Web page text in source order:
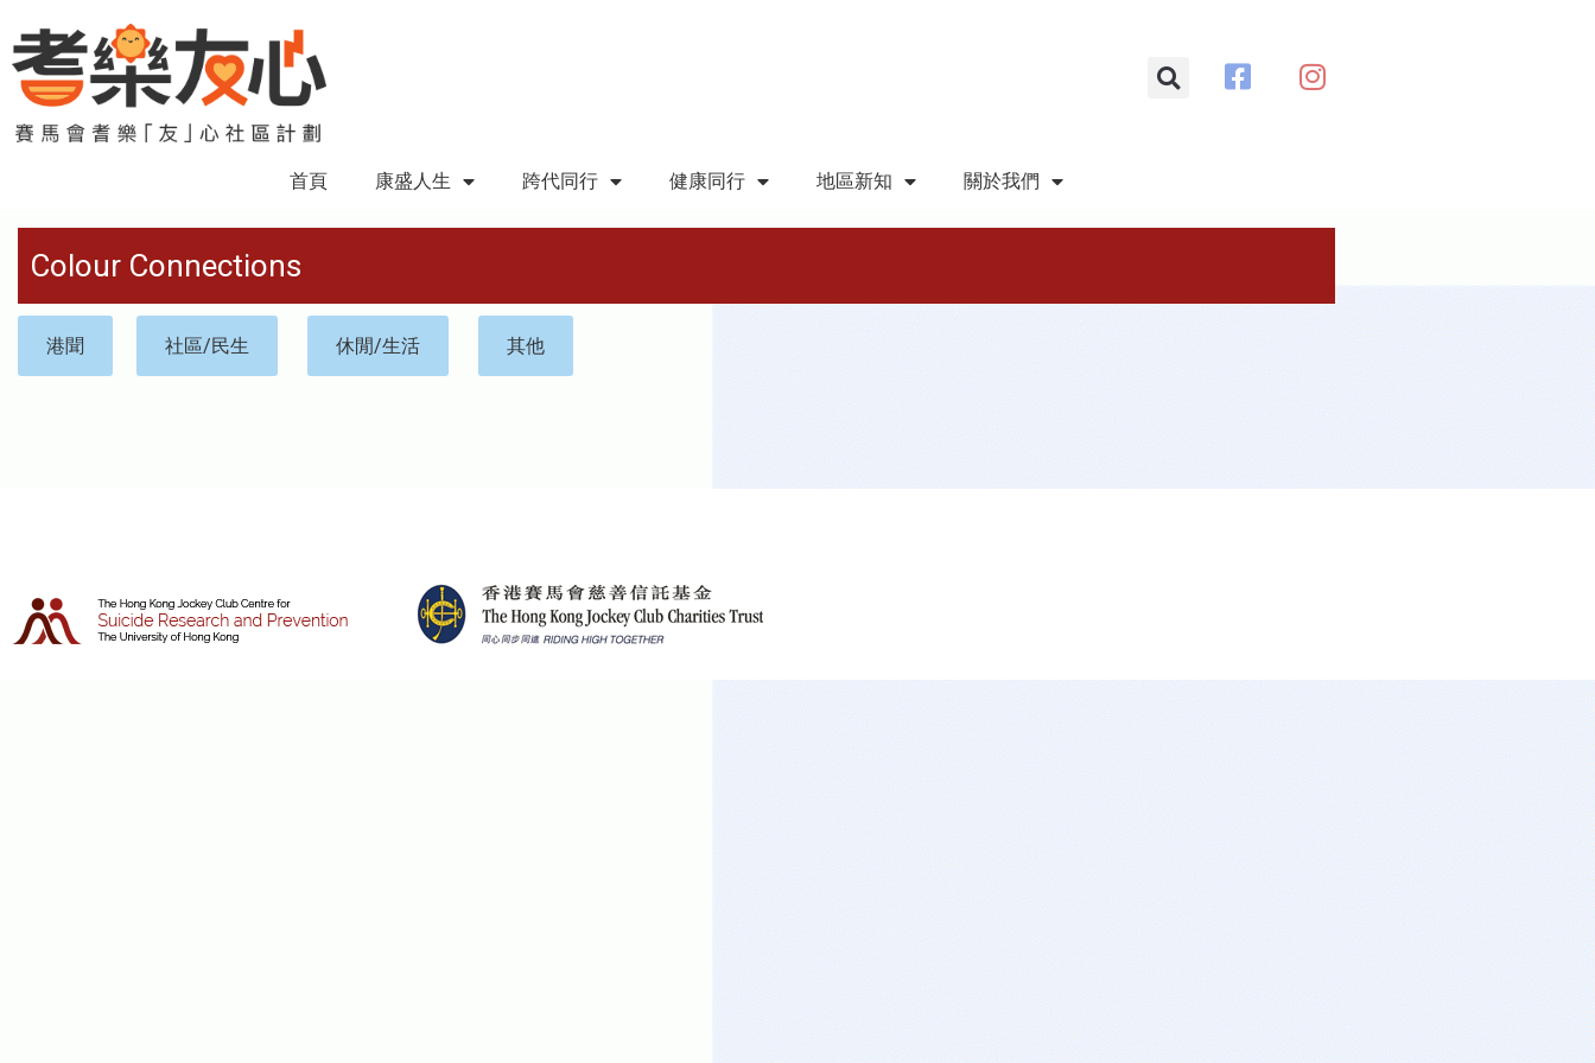
首頁 康盛人生 跨代同行 健康同行 地區新知 關於我們
Colour Connections
港聞 社區/民生 休閒/生活 其他